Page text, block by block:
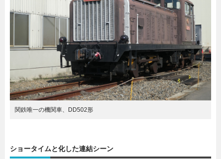
関鉄唯一の機関車、DD502形
ショータイムと化した連結シーン